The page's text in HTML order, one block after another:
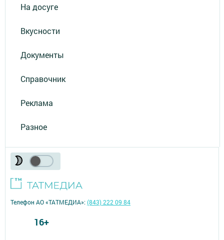
На досуге
Вкусности
Документы
Справочник
Реклама
Разное
Телефон АО «ТАТМЕДИА»:(843) 222 09 84
16+